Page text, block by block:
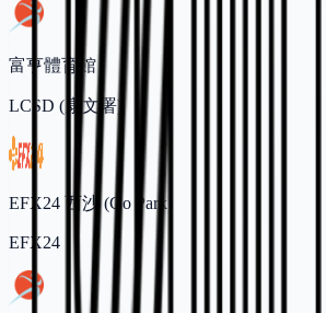
富亨體育館
LCSD (康文署)
EFX24 西沙 (Go Park)
EFX24